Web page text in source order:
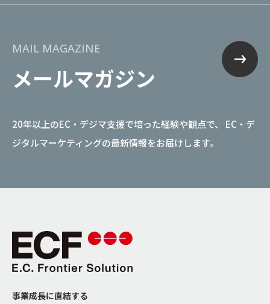
MAIL MAGAZINE
メールマガジン
20年以上のEC・デジマ支援で培った経験や観点で、
EC・デ
ジタルマーケティングの最新情報をお届けします。
事業成⻑に直結する